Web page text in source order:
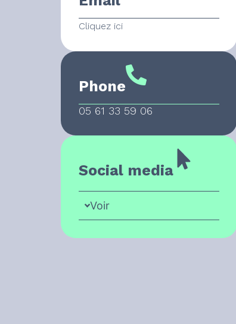
Cliquez ici
Phone
05 61 33 59 06
Social media
Voir